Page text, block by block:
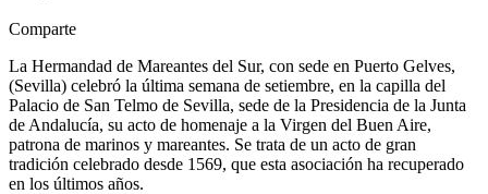
Comparte
La Hermandad de Mareantes del Sur, con sede en Puerto Gelves,
(Sevilla) celebró la última semana de setiembre, en la capilla del
Palacio de San Telmo de Sevilla, sede de la Presidencia de la Junta
de Andalucía, su acto de homenaje a la Virgen del Buen Aire,
patrona de marinos y mareantes. Se trata de un acto de gran
tradición celebrado desde 1569, que esta asociación ha recuperado
en los últimos años.